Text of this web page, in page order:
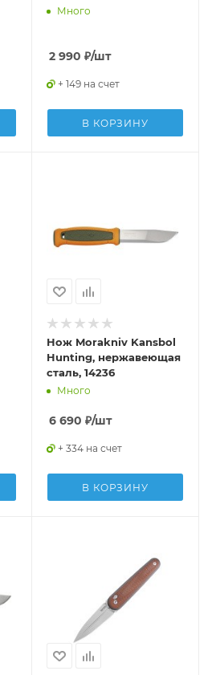
Много
2 990 ₽/шт
+ 149 на счет
В КОРЗИНУ
Нож Morakniv Kansbol
Hunting, нержавеющая
сталь, 14236
Много
6 690 ₽/шт
+ 334 на счет
В КОРЗИНУ